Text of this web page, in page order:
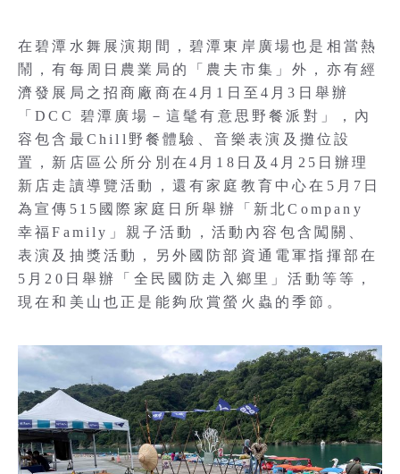
在碧潭水舞展演期間，碧潭東岸廣場也是相當熱
鬧，有每周日農業局的「農夫市集」外，亦有經
濟發展局之招商廠商在4月1日至4月3日舉辦
「DCC 碧潭廣場－這髦有意思野餐派對」，內
容包含最Chill野餐體驗、音樂表演及攤位設
置，新店區公所分別在4月18日及4月25日辦理
新店走讀導覽活動，還有家庭教育中心在5月7日
為宣傳515國際家庭日所舉辦「新北Company
幸福Family」親子活動，活動內容包含闖關、
表演及抽獎活動，另外國防部資通電軍指揮部在
5月20日舉辦「全民國防走入鄉里」活動等等，
現在和美山也正是能夠欣賞螢火蟲的季節。